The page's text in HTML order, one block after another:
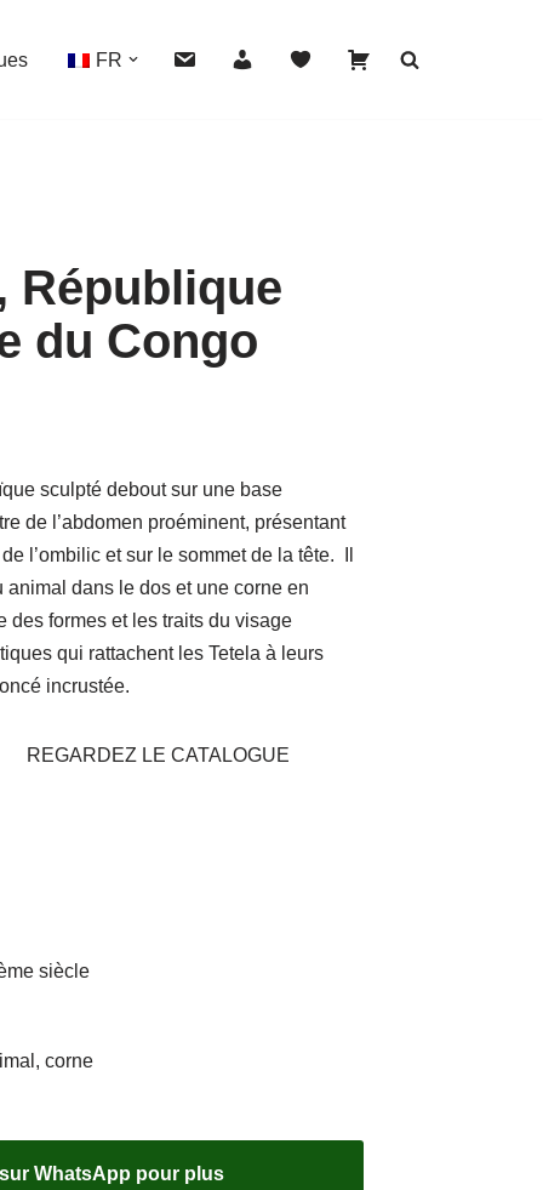
FR
HOVER
République
du Congo
sculpté debout sur une base
de l’abdomen proéminent, présentant
l’ombilic et sur le sommet de la tête. Il
dans le dos et une corne en
formes et les traits du visage
qui rattachent les Tetela à leurs
incrustée.
REGARDEZ LE CATALOGUE
siècle
corne
WhatsApp pour plus